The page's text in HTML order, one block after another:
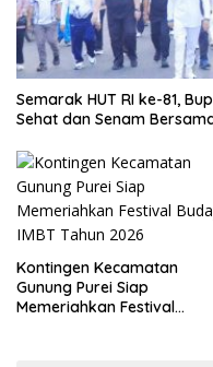
Semarak HUT RI ke-81,
Sehat dan Senam
Kontingen Kecamatan
Gunung Purei Siap
Memeriahkan Festival